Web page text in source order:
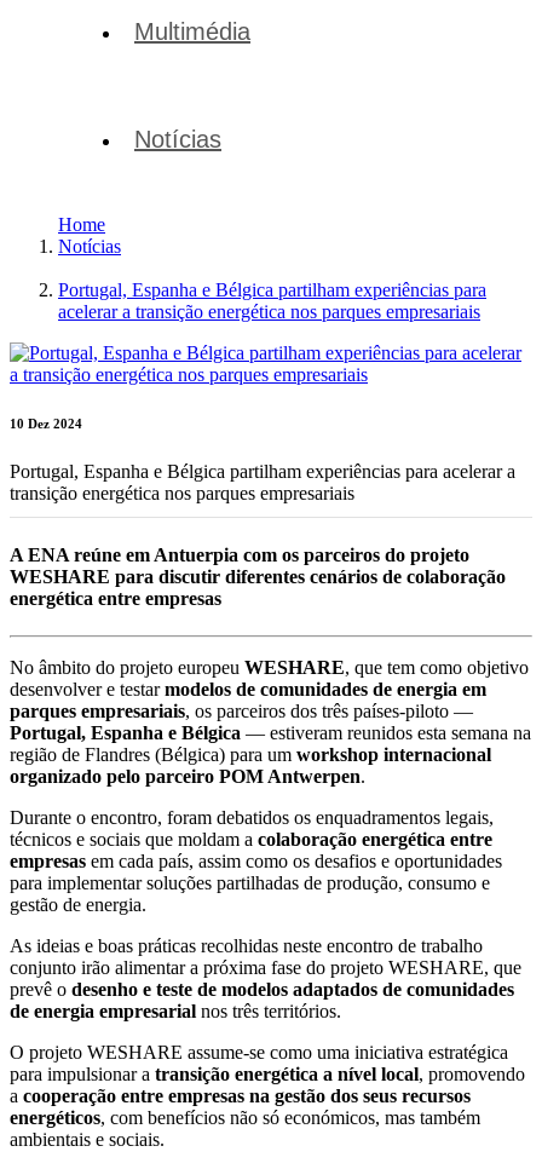
Multimédia
Notícias
Home
Notícias
Portugal, Espanha e Bélgica partilham experiências para
acelerar a transição energética nos parques empresariais
10 Dez 2024
Portugal, Espanha e Bélgica partilham experiências para acelerar a
transição energética nos parques empresariais
A ENA reúne em Antuerpia com os parceiros do projeto
WESHARE para discutir diferentes cenários de colaboração
energética entre empresas
No âmbito do projeto europeu WESHARE, que tem como objetivo
desenvolver e testarmodelos de comunidades de energia em
parques empresariais, os parceiros dos três países-piloto —
Portugal, Espanha e Bélgica — estiveram reunidos esta semana na
região de Flandres (Bélgica) para um workshop internacional
organizado pelo parceiro POM Antwerpen.
Durante o encontro, foram debatidos os enquadramentos legais,
técnicos e sociais que moldam a colaboração energética entre
empresas em cada país, assim como os desafios e oportunidades
para implementar soluções partilhadas de produção, consumo e
gestão de energia.
As ideias e boas práticas recolhidas neste encontro de trabalho
conjunto irão alimentar a próxima fase do projeto WESHARE, que
prevê o desenho e teste de modelos adaptados de comunidades
de energia empresarial nos três territórios.
O projeto WESHARE assume-se como uma iniciativa estratégica
para impulsionar a transição energética a nível local, promovendo
a cooperação entre empresas na gestão dos seus recursos
energéticos, com benefícios não só económicos, mas também
ambientais e sociais.